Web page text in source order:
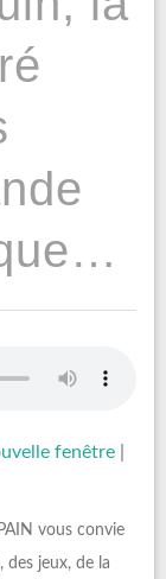
fenêtre
vous convie
jeux, de la